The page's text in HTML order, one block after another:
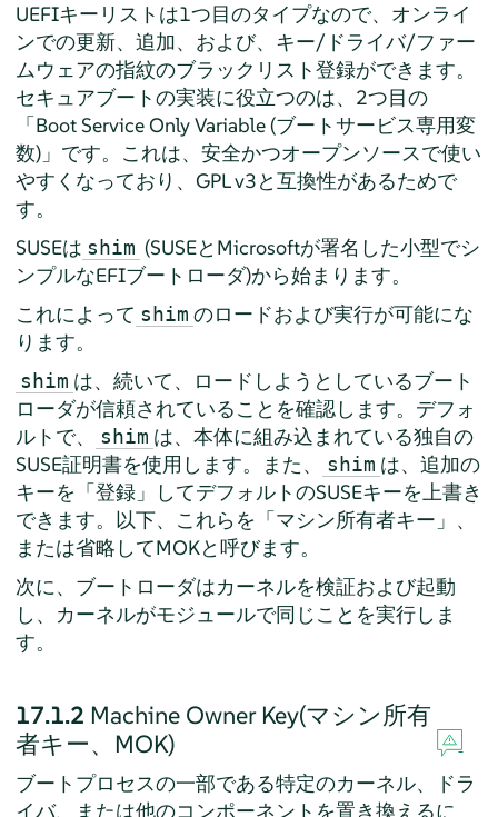
UEFIキーリストは1つ目のタイプなので、オンライ
ンでの更新、追加、および、キー/ドライバ/ファー
ムウェアの指紋のブラックリスト登録ができます。
セキュアブートの実装に役立つのは、2つ目の
「Boot Service Only Variable (ブートサービス専用変
数)」 です。これは、安全かつオープンソースで使い
やすくなっており、GPL v3と互換性があるためで
す。
SUSEは shim (SUSEとMicrosoftが署名した小型でシ
ンプルなEFIブートローダ)から始まります。
これによって shim のロードおよび実行が可能にな
ります。
shim は、続いて、ロードしようとしているブート
ローダが信頼されていることを確認します。デフォ
ルトで、
shim は、本体に組み込まれている独自の
SUSE証明書を使用します。また、
shim は、追加の
キーを 「登録」
してデフォルトのSUSEキーを上書き
できます。以下、これらを 「マシン所有者キー 」 、
または省略してMOKと呼びます。
次に、ブートローダはカーネルを検証および起動
し、カーネルがモジュールで同じことを実行しま
す。
17.1.2 Machine Owner Key(マシン所有
者キー、MOK)
ブートプロセスの一部である特定のカーネル、ドラ
イバ、または他のコンポーネントを置き換えるに